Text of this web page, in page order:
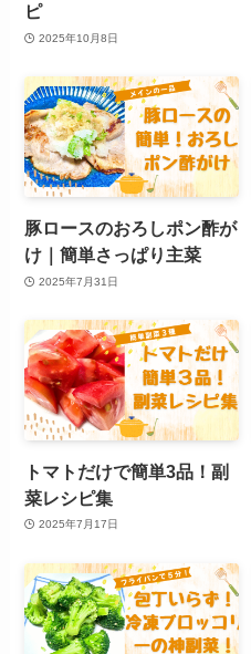
ピ
2025年10月8日
豚ロースのおろしポン酢が
け｜簡単さっぱり主菜
2025年7月31日
トマトだけで簡単3品！副
菜レシピ集
2025年7月17日